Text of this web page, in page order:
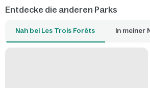
Entdecke die anderen Parks
Nah bei Les Trois Forêts In meiner